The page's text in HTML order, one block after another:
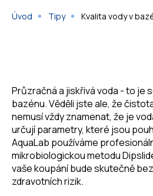
Úvod Tipy Kvalita vody v
Průzračná a jiskřivá voda - to je
bazénu. Věděli jste ale, že
nemusí vždy znamenat, že je
určují parametry, které jsou
AquaLab používáme
mikrobiologickou metodu
vaše koupání bude skutečně
zdravotních rizik.